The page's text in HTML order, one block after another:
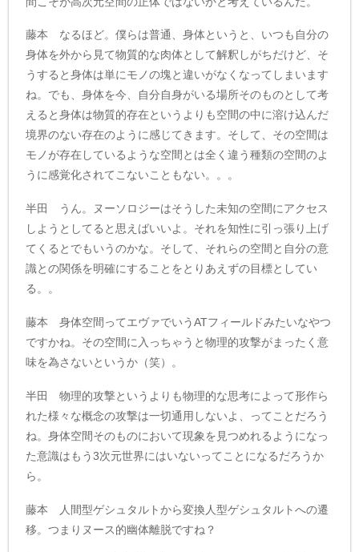
藤本 なるほど。僕らは普通、身体というと、いつも自分の
身体を外から見て物質的な肉体として解釈しがちだけど、そ
うすると身体は単にモノの塊と違いがなくなってしまいます
ね。でも、身体を今、自分自身がいる場所そのものとして考
えると身体は物質的存在というよりも空間の中に溶け込んだ
境界のない存在のように感じてきます。そして、その空間は
モノが存在しているような空間とは全く違う種類の空間のよ
うに感覚化されてこないこともない。。。
半田 うん。ヌーソロジーはそうした未知の空間にアクセス
しようとしてると思えばいいよ。それを知性に引っ張り上げ
てくるとでもいうのかな。そして、それらの空間と自分の意
識との関係を明確にすることをとりあえずの目標としてい
る。。
藤本 身体空間ってエヴァでいうATフィールドみたいなやつ
ですかね。その空間に入っちゃうと物理的攻撃がまったく意
味を為さないというか（笑）。
半田 物理的攻撃というよりも物理的な思考によって形作ら
れた様々な概念の攻撃は一切通用しないよ、ってことだろう
ね。身体空間そのものにおいて現象を見つめれるようになっ
た意識はもう3次元世界にはいないってことになるだろうか
ら。
藤本 人間型ゲシュタルトから変換人型ゲシュタルトへの遷
移。つまりヌース的幽体離脱ですね？